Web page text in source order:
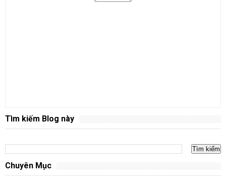
Tìm kiếm Blog này
Chuyên Mục